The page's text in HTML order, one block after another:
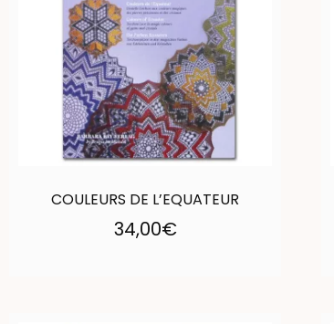
COULEURS DE L’EQUATEUR
34,00€